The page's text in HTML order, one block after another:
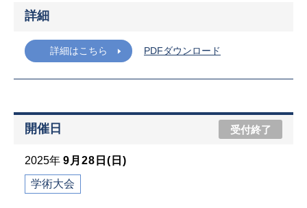
詳細
PDFダウンロード
詳細はこちら
開催日 受付終了
2025年 9月28日(日)
学術大会